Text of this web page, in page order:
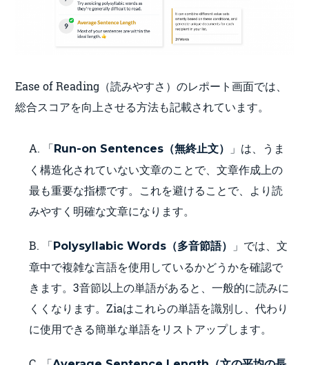
Ease of Reading（読みやすさ）のレポート画面では、
総合スコアを向上させる方法も記載されています。
A. 「Run-on Sentences（無終止文）
」は、うま
く構造化されていない文章のことで、文章作成上の
最も重要な指標です。これを避けることで、より読
みやすく明確な文章になります。
B. 「Polysyllabic Words（多音節語）
」では、文
章中で複雑な言語を使用しているかどうかを確認で
きます。3音節以上の単語があると、一般的に読みに
くくなります。Ziaはこれらの単語を識別し、代わり
に使用できる簡単な単語をリストアップします。